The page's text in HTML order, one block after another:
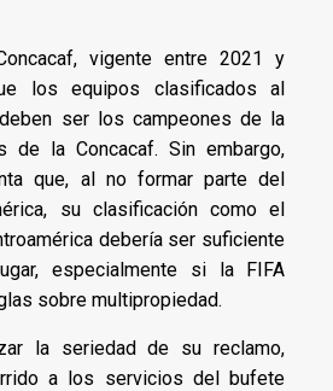
vigente entre 2021 y
los equipos clasificados al
ser los campeones de la
de la Concacaf. Sin embargo,
que, al no formar parte del
su clasificación como el
debería ser suficiente
especialmente si la FIFA
sobre multipropiedad.
la seriedad de su reclamo,
a los servicios del bufete